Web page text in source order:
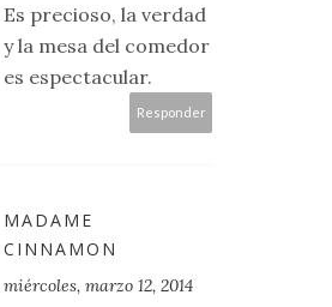
Es precioso, la verdad
y la mesa del comedor
es espectacular.
Responder
MADAME
CINNAMON
miércoles, marzo 12, 2014